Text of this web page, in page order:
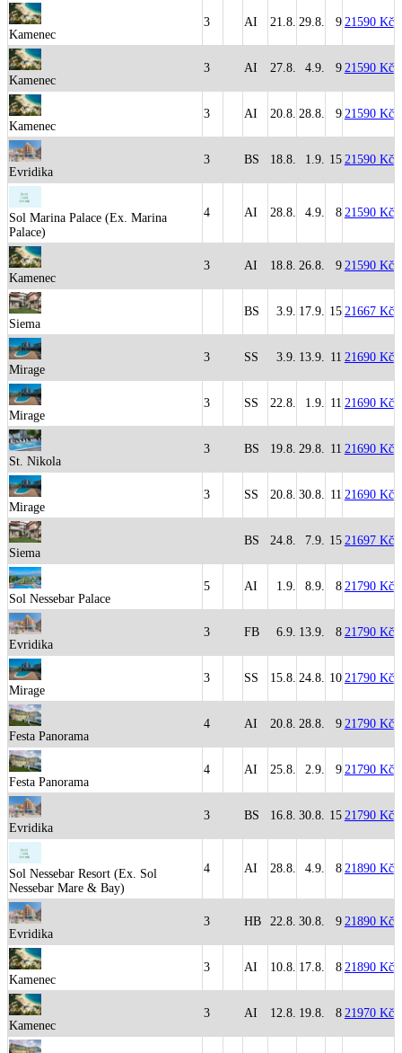
Kamenec
3 AI 21.8. 29.8. 9 21590 Kč
Kamenec
3 AI 27.8. 4.9. 9 21590 Kč
Kamenec
3 AI 20.8. 28.8. 9 21590 Kč
Evridika
3 BS 18.8. 1.9. 15 21590 Kč
Sol Marina Palace (Ex. Marina
Palace)
4 AI 28.8. 4.9. 8 21590 Kč
Kamenec
3 AI 18.8. 26.8. 9 21590 Kč
Siema
BS 3.9. 17.9. 15 21667 Kč
Mirage
3 SS 3.9. 13.9. 11 21690 Kč
Mirage
3 SS 22.8. 1.9. 11 21690 Kč
St. Nikola
3 BS 19.8. 29.8. 11 21690 Kč
Mirage
3 SS 20.8. 30.8. 11 21690 Kč
Siema
BS 24.8. 7.9. 15 21697 Kč
Sol Nessebar Palace
5 AI 1.9. 8.9. 8 21790 Kč
Evridika
3 FB 6.9. 13.9. 8 21790 Kč
Mirage
3 SS 15.8. 24.8. 10 21790 Kč
Festa Panorama
4 AI 20.8. 28.8. 9 21790 Kč
Festa Panorama
4 AI 25.8. 2.9. 9 21790 Kč
Evridika
3 BS 16.8. 30.8. 15 21790 Kč
Sol Nessebar Resort (Ex. Sol
Nessebar Mare & Bay)
4 AI 28.8. 4.9. 8 21890 Kč
Evridika
3 HB 22.8. 30.8. 9 21890 Kč
Kamenec
3 AI 10.8. 17.8. 8 21890 Kč
Kamenec
3 AI 12.8. 19.8. 8 21970 Kč